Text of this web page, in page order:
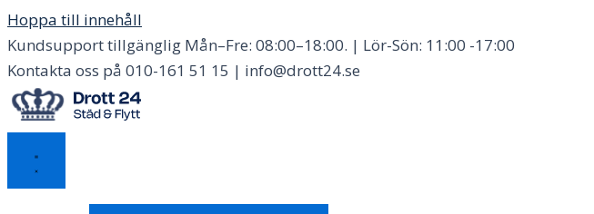
Hoppa till innehåll
Kundsupport tillgänglig Mån–Fre: 08:00–18:00. | Lör-Sön: 11:00 -17:00
Kontakta oss på 010-161 51 15 | info@drott24.se